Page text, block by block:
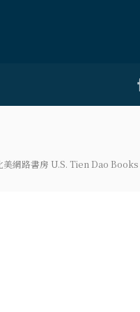
網路書房 U.S. Tien Dao Books